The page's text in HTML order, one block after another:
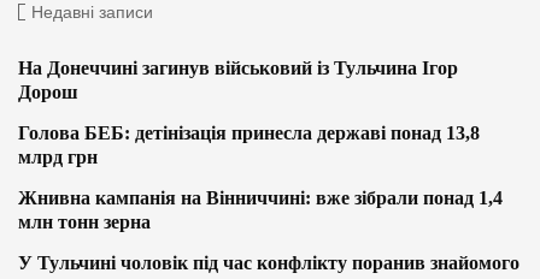
Недавні записи
На Донеччині загинув військовий із Тульчина Ігор
Дорош
Голова БЕБ: детінізація принесла державі понад 13,8
млрд грн
Жнивна кампанія на Вінниччині: вже зібрали понад 1,4
млн тонн зерна
У Тульчині чоловік під час конфлікту поранив знайомого